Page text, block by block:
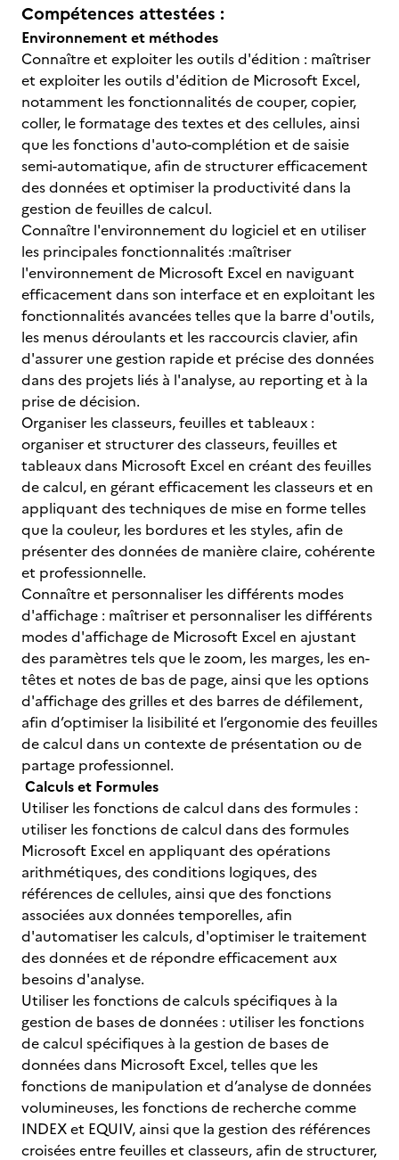
Compétences attestées :
Environnement et méthodes
Connaître et exploiter les outils d'édition : maîtriser
et exploiter les outils d'édition de Microsoft Excel,
notamment les fonctionnalités de couper, copier,
coller, le formatage des textes et des cellules, ainsi
que les fonctions d'auto-complétion et de saisie
semi-automatique, afin de structurer efficacement
des données et optimiser la productivité dans la
gestion de feuilles de calcul.
Connaître l'environnement du logiciel et en utiliser
les principales fonctionnalités :maîtriser
l'environnement de Microsoft Excel en naviguant
efficacement dans son interface et en exploitant les
fonctionnalités avancées telles que la barre d'outils,
les menus déroulants et les raccourcis clavier, afin
d'assurer une gestion rapide et précise des données
dans des projets liés à l'analyse, au reporting et à la
prise de décision.
Organiser les classeurs, feuilles et tableaux :
organiser et structurer des classeurs, feuilles et
tableaux dans Microsoft Excel en créant des feuilles
de calcul, en gérant efficacement les classeurs et en
appliquant des techniques de mise en forme telles
que la couleur, les bordures et les styles, afin de
présenter des données de manière claire, cohérente
et professionnelle.
Connaître et personnaliser les différents modes
d'affichage : maîtriser et personnaliser les différents
modes d'affichage de Microsoft Excel en ajustant
des paramètres tels que le zoom, les marges, les en-
têtes et notes de bas de page, ainsi que les options
d'affichage des grilles et des barres de défilement,
afin d’optimiser la lisibilité et l’ergonomie des feuilles
de calcul dans un contexte de présentation ou de
partage professionnel.
Calculs et Formules
Utiliser les fonctions de calcul dans des formules :
utiliser les fonctions de calcul dans des formules
Microsoft Excel en appliquant des opérations
arithmétiques, des conditions logiques, des
références de cellules, ainsi que des fonctions
associées aux données temporelles, afin
d'automatiser les calculs, d'optimiser le traitement
des données et de répondre efficacement aux
besoins d'analyse.
Utiliser les fonctions de calculs spécifiques à la
gestion de bases de données : utiliser les fonctions
de calcul spécifiques à la gestion de bases de
données dans Microsoft Excel, telles que les
fonctions de manipulation et d’analyse de données
volumineuses, les fonctions de recherche comme
INDEX et EQUIV, ainsi que la gestion des références
croisées entre feuilles et classeurs, afin de structurer,